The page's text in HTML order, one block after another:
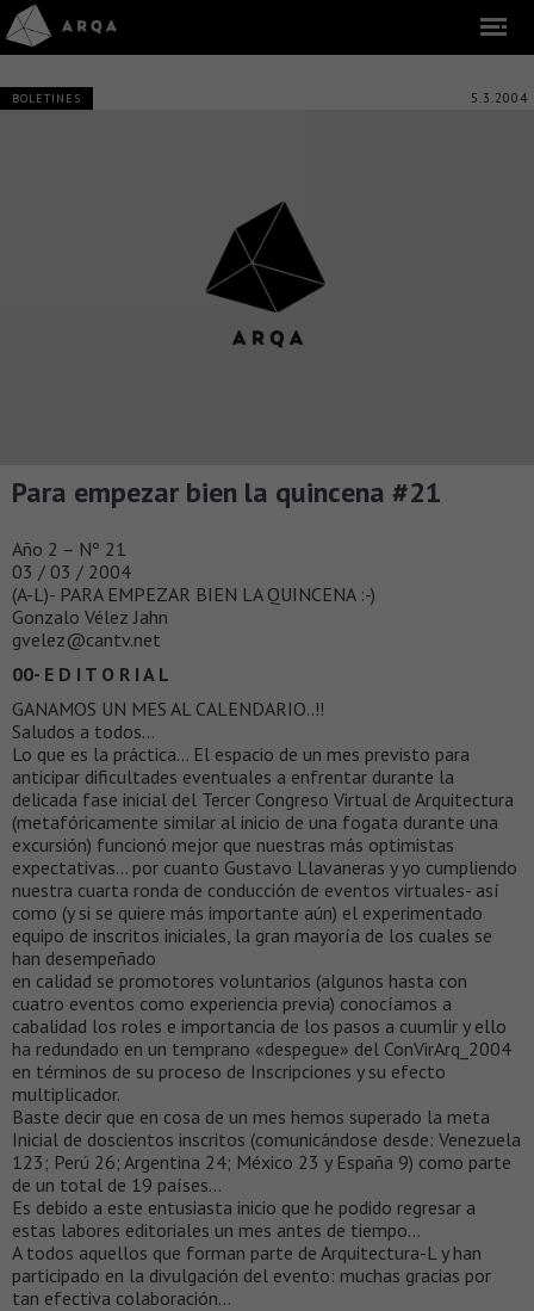
BOLETINES 5.3.2004
Para empezar bien la quincena #21
Año 2 – Nº 21
03 / 03 / 2004
(A-L)- PARA EMPEZAR BIEN LA QUINCENA :-)
Gonzalo Vélez Jahn
gvelez@cantv.net
00- E D I T O R I A L
GANAMOS UN MES AL CALENDARIO..!!
Saludos a todos…
Lo que es la práctica… El espacio de un mes previsto para
anticipar dificultades eventuales a enfrentar durante la
delicada fase inicial del Tercer Congreso Virtual de Arquitectura
(metafóricamente similar al inicio de una fogata durante una
excursión) funcionó mejor que nuestras más optimistas
expectativas… por cuanto Gustavo Llavaneras y yo cumpliendo
nuestra cuarta ronda de conducción de eventos virtuales- así
como (y si se quiere más importante aún) el experimentado
equipo de inscritos iniciales, la gran mayoría de los cuales se
han desempeñado
en calidad se promotores voluntarios (algunos hasta con
cuatro eventos como experiencia previa) conocíamos a
cabalidad los roles e importancia de los pasos a cuumlir y ello
ha redundado en un temprano «despegue» del ConVirArq_2004
en términos de su proceso de Inscripciones y su efecto
multiplicador.
Baste decir que en cosa de un mes hemos superado la meta
Inicial de doscientos inscritos (comunicándose desde: Venezuela
123; Perú 26; Argentina 24; México 23 y España 9) como parte
de un total de 19 países…
Es debido a este entusiasta inicio que he podido regresar a
estas labores editoriales un mes antes de tiempo…
A todos aquellos que forman parte de Arquitectura-L y han
participado en la divulgación del evento: muchas gracias por
tan efectiva colaboración…